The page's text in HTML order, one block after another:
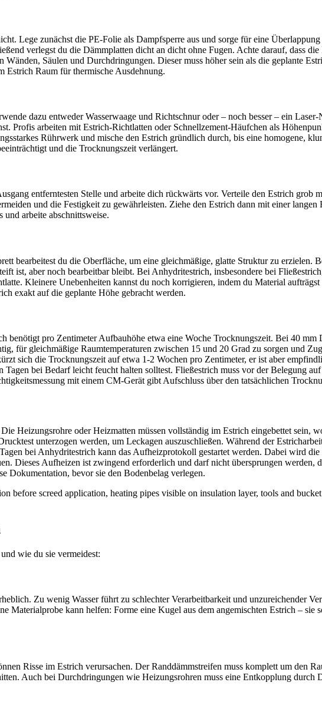
Lege zunächst die PE-Folie als Dampfsperre aus und sorge für eine
verlegst du die Dämmplatten dicht an dicht ohne Fugen. Achte darauf, dass
Säulen und Durchdringungen. Dieser muss höher sein als die geplante
Estrich Raum für thermische Ausdehnung.
dazu entweder Wasserwaage und Richtschnur oder – noch besser – ein
Profis arbeiten mit Estrich-Richtlatten oder Schnellzement-Häufchen als
Rührwerk und mische den Estrich gründlich durch, bis eine homogene,
und die Trocknungszeit verlängert.
entferntesten Stelle und arbeite dich rückwärts vor. Verteile den Estrich grob
und die Festigkeit zu gewährleisten. Ziehe den Estrich dann mit einer
arbeite abschnittsweise.
bearbeitest du die Oberfläche, um eine gleichmäßige, glatte Struktur zu erzielen.
ist, aber noch bearbeitbar bleibt. Bei Anhydritestrich, insbesondere bei
Kleinere Unebenheiten kannst du noch korrigieren, indem du Material
exakt auf die geplante Höhe gebracht werden.
benötigt pro Zentimeter Aufbauhöhe etwa eine Woche Trocknungszeit. Bei 40 mm
für gleichmäßige Raumtemperaturen zwischen 15 und 20 Grad zu sorgen und
sich die Trocknungszeit auf etwa 1-2 Wochen pro Zentimeter, er ist aber
bei Bedarf leicht feucht halten solltest. Fließestrich muss vor der Belegung
mit einem CM-Gerät gibt Aufschluss über den tatsächlichen
Heizungsrohre oder Heizmatten müssen vollständig im Estrich eingebettet sein,
unterzogen werden, um Leckagen auszuschließen. Während der
bei Anhydritestrich kann das Aufheizprotokoll gestartet werden. Dabei wird
Dieses Aufheizen ist zwingend erforderlich und darf nicht übersprungen werden,
Dokumentation, bevor sie den Bodenbelag verlegen.
wie du sie vermeidest:
Zu wenig Wasser führt zu schlechter Verarbeitbarkeit und unzureichender
Materialprobe kann helfen: Forme eine Kugel aus dem angemischten Estrich – sie
Risse im Estrich verursachen. Der Randdämmstreifen muss komplett um den
Auch bei Durchdringungen wie Heizungsrohren muss eine Entkopplung durch